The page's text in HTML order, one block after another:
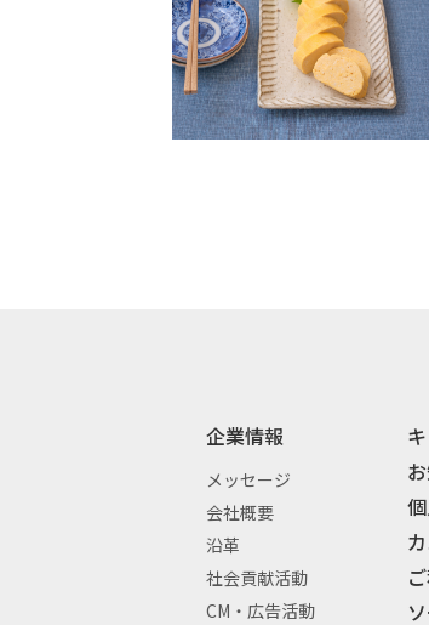
企業情報
メッセージ
会社概要
沿革
社会貢献活動
CM・広告活動